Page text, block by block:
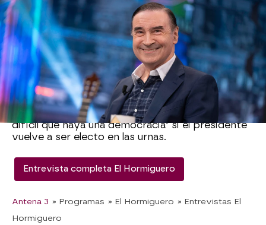
Tras esto, Pablo Motos ha querido sabercómo
ejerce esta presión el Gobiernosobre los
periodistas. Pedro ha dicho que "el poder intenta
engullir a quién le incomoda" y ha relatado a qué
se enfrentan todos aquellos que desvelen
información que no les gusta.
Además, antes de terminar con la entrevista, el
comunicador ha lanzado uncrítico mensaje a
Pedro Sánchez. Según ha afirmado creer, "va ser
difícil que haya una democracia" si el presidente
vuelve a ser electo en las urnas.
Entrevista completa El Hormiguero
Antena 3 » Programas » El Hormiguero » Entrevistas El
Hormiguero